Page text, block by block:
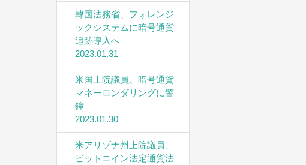
韓国法務省、フォレンジ
ックシステムに暗号通貨
追跡導入へ
2023.01.31
米国上院議員、暗号通貨
マネーロンダリングに警
鐘
2023.01.30
米アリゾナ州上院議員、
ビットコイン法定通貨法